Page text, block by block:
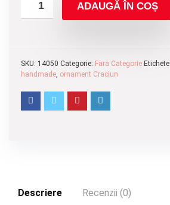
ADAUGĂ ÎN COȘ
SKU: 14050 Categorie: Fara Categorie Etichete
handmade, ornament Craciun
Descriere Recenzii (0)